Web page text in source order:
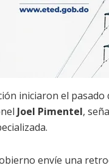
iniciaron el
Joel Pimentel,
envíe una